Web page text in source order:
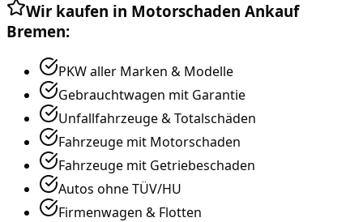
Wir kaufen in Motorschaden Ankauf
Bremen:
PKW aller Marken & Modelle
Gebrauchtwagen mit Garantie
Unfallfahrzeuge & Totalschäden
Fahrzeuge mit Motorschaden
Fahrzeuge mit Getriebeschaden
Autos ohne TÜV/HU
Firmenwagen & Flotten